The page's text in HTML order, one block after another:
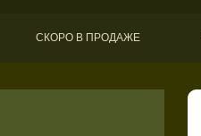
СКОРО В ПРОДАЖЕ